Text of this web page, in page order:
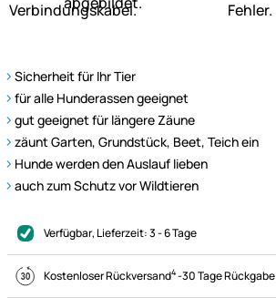
Sicherheit für Ihr Tier
für alle Hunderassen geeignet
gut geeignet für längere Zäune
zäunt Garten, Grundstück, Beet, Teich ein
Hunde werden den Auslauf lieben
auch zum Schutz vor Wildtieren
Verfügbar, Lieferzeit:3 - 6 Tage
Kostenloser Rückversand4-30 Tage Rückgabe